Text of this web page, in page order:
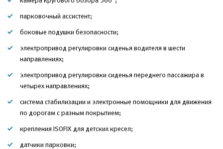
парковочный ассистент;
боковые подушки безопасности;
электропривод регулировки сиденья водителя в шести
направлениях;
электропривод регулировки сиденья переднего пассажира в
четырех направлениях;
система стабилизации и электронные помощники для движения
по дорогам с разным покрытием;
крепления ISOFIX для детских кресел;
датчики парковки;